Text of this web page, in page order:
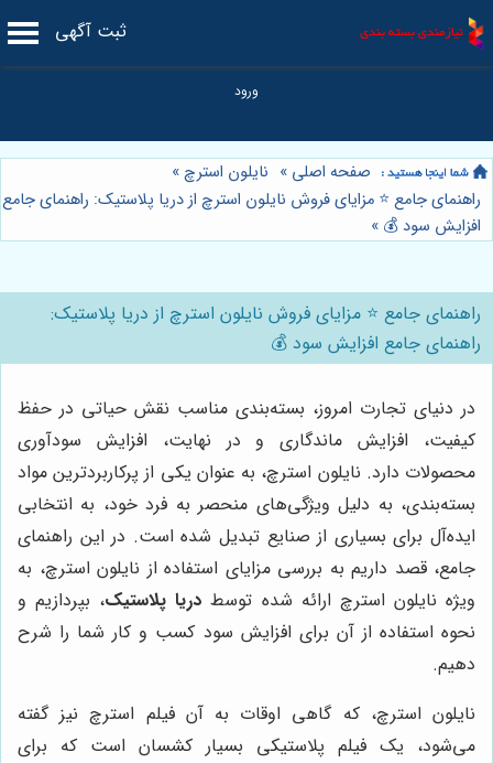
ثبت آگهی
صفحه اصلی » نایلون استرچ»
راهنمای جامع ⭐️ مزایای فروش نایلون استرچ از دریا پلاستیک: راهنمای جامع
افزایش سود 💰 »
راهنمای جامع ⭐️ مزایای فروش نایلون استرچ از دریا پلاستیک:
راهنمای جامع افزایش سود 💰
در دنیای تجارت امروز، بسته‌بندی مناسب نقش حیاتی در حفظ
کیفیت، افزایش ماندگاری و در نهایت، افزایش سودآوری
محصولات دارد. نایلون استرچ، به عنوان یکی از پرکاربردترین مواد
بسته‌بندی، به دلیل ویژگی‌های منحصر به فرد خود، به انتخابی
ایده‌آل برای بسیاری از صنایع تبدیل شده است. در این راهنمای
جامع، قصد داریم به بررسی مزایای استفاده از نایلون استرچ، به
ویژه نایلون استرچ ارائه شده توسط دریا پلاستیک، بپردازیم و
نحوه استفاده از آن برای افزایش سود کسب و کار شما را شرح
دهیم.
نایلون استرچ، که گاهی اوقات به آن فیلم استرچ نیز گفته
می‌شود، یک فیلم پلاستیکی بسیار کشسان است که برای